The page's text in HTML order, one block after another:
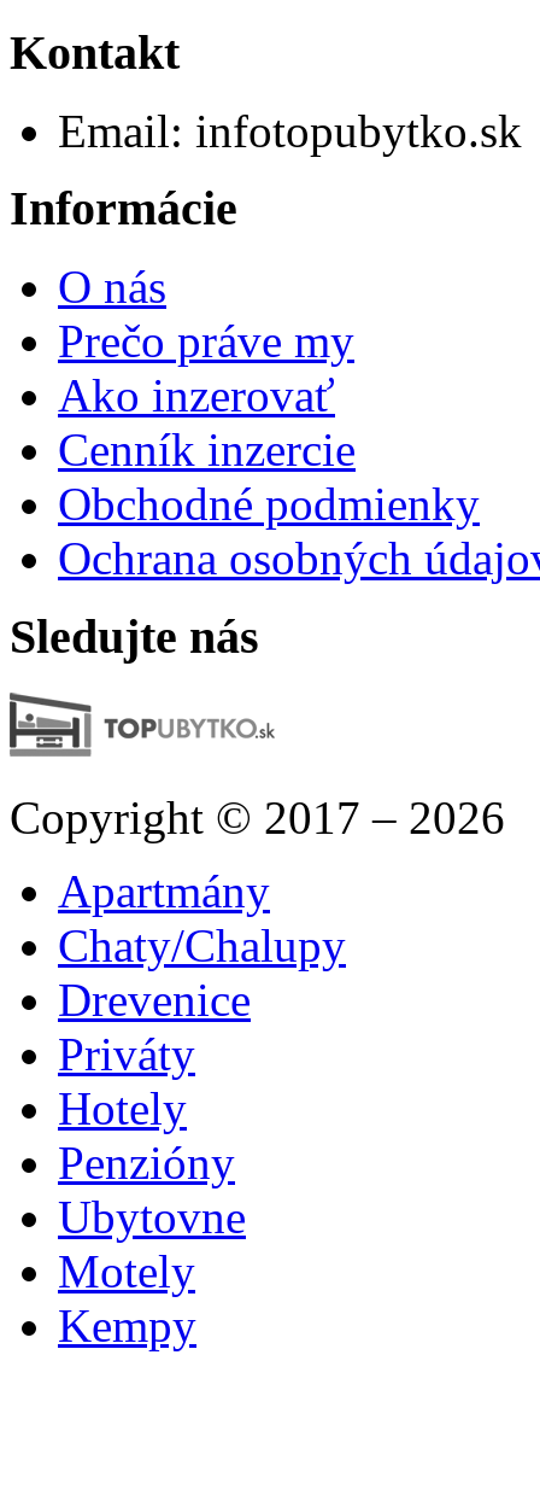
Kontakt
Email: infotopubytko.sk
Informácie
O nás
Prečo práve my
Ako inzerovať
Cenník inzercie
Obchodné podmienky
Ochrana osobných
Sledujte nás
Copyright © 2017 – 2026
Apartmány
Chaty/Chalupy
Drevenice
Priváty
Hotely
Penzióny
Ubytovne
Motely
Kempy